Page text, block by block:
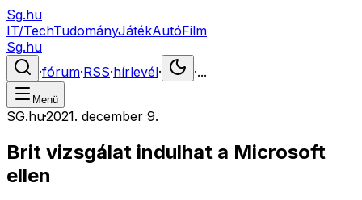
Sg.hu
IT/TechTudományJátékAutóFilm
Sg.hu
·fórum·RSS·hírlevél· ·...
Menü
SG.hu·2021. december 9.
Brit vizsgálat indulhat a Microsoft
ellen